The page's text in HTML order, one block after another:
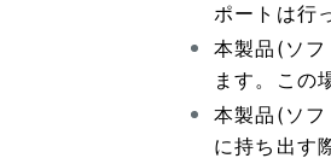
ポートは行
本製品(ソフ
ます。この
本製品(ソ
に持ち出す